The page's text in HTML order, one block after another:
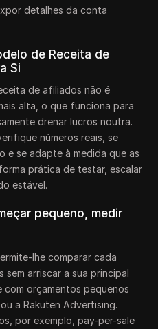
detalhes da conta
de Receita de
Si
de afiliados não é
alta, o que funciona para
drenar lucros noutra.
números reais, se
e se adapte à medida que as
prática de testar, escalar
estável.
pequeno, medir
lhe comparar cada
arriscar a sua principal
orçamentos pequenos
a Rakuten Advertising.
por exemplo, pay-per-sale